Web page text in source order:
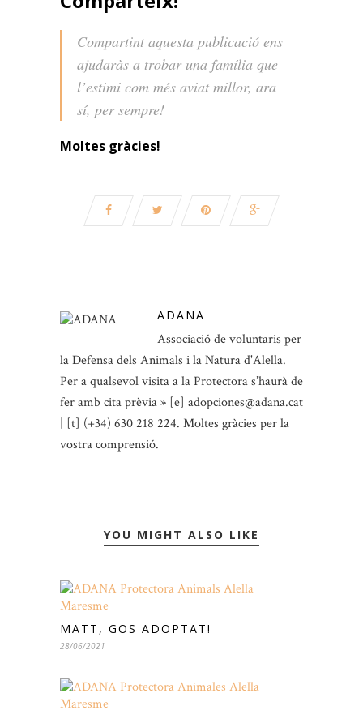
Compartint aquesta publicació ens
ajudaràs a trobar una família que
l’estimi com més aviat millor, ara
sí, per sempre!
Moltes gràcies!
ADANA
Associació de voluntaris per
la Defensa dels Animals i la Natura d'Alella.
Per a qualsevol visita a la Protectora s’haurà de
fer amb cita prèvia » [e] adopciones@adana.cat
| [t] (+34) 630 218 224. Moltes gràcies per la
vostra comprensió.
YOU MIGHT ALSO LIKE
MATT, GOS ADOPTAT!
28/06/2021